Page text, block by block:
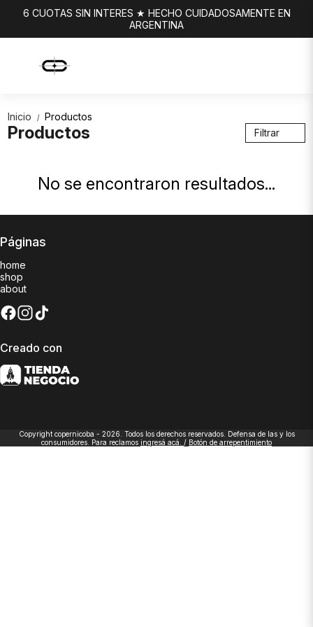
6 CUOTAS SIN INTERES ★ HECHO CUIDADOSAMENTE EN
ARGENTINA
Inicio / Productos
Productos Filtrar
No se encontraron resultados...
Páginas
home
shop
about
Creado con
Copyright copernicoba - 2026. Todos los derechos reservados. Defensa de las y los
consumidores. Para reclamos ingresá acá. / Botón de arrepentimiento